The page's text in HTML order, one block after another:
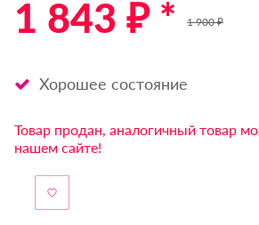
1 843 ₽ * 1 900 ₽
Хорошее состояние
Товар продан, аналогичный товар
нашем сайте!